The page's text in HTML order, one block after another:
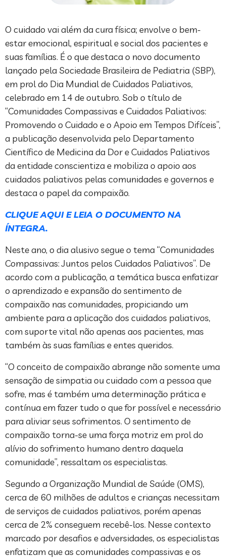
O cuidado vai além da cura física; envolve o bem-
estar emocional, espiritual e social dos pacientes e
suas famílias. É o que destaca o novo documento
lançado pela Sociedade Brasileira de Pediatria (SBP),
em prol do Dia Mundial de Cuidados Paliativos,
celebrado em 14 de outubro. Sob o título de
“Comunidades Compassivas e Cuidados Paliativos:
Promovendo o Cuidado e o Apoio em Tempos Difíceis”,
a publicação desenvolvida pelo Departamento
Científico de Medicina da Dor e Cuidados Paliativos
da entidade conscientiza e mobiliza o apoio aos
cuidados paliativos pelas comunidades e governos e
destaca o papel da compaixão.
CLIQUE AQUI E LEIA O DOCUMENTO NA
ÍNTEGRA.
Neste ano, o dia alusivo segue o tema “Comunidades
Compassivas: Juntos pelos Cuidados Paliativos”. De
acordo com a publicação, a temática busca enfatizar
o aprendizado e expansão do sentimento de
compaixão nas comunidades, propiciando um
ambiente para a aplicação dos cuidados paliativos,
com suporte vital não apenas aos pacientes, mas
também às suas famílias e entes queridos.
“O conceito de compaixão abrange não somente uma
sensação de simpatia ou cuidado com a pessoa que
sofre, mas é também uma determinação prática e
contínua em fazer tudo o que for possível e necessário
para aliviar seus sofrimentos. O sentimento de
compaixão torna-se uma força motriz em prol do
alívio do sofrimento humano dentro daquela
comunidade”, ressaltam os especialistas.
Segundo a Organização Mundial de Saúde (OMS),
cerca de 60 milhões de adultos e crianças necessitam
de serviços de cuidados paliativos, porém apenas
cerca de 2% conseguem recebê-los. Nesse contexto
marcado por desafios e adversidades, os especialistas
enfatizam que as comunidades compassivas e os